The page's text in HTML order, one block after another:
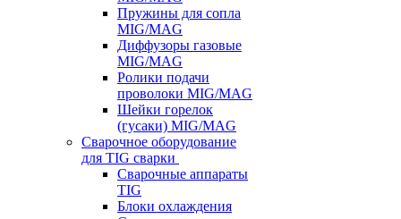
Пружины для сопла
MIG/MAG
Диффузоры газовые
MIG/MAG
Ролики подачи
проволоки MIG/MAG
Шейки горелок
(гусаки) MIG/MAG
Сварочное оборудование
для TIG сварки
Сварочные аппараты
TIG
Блоки охлаждения